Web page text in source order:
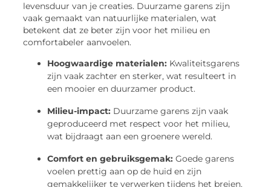
levensduur van je creaties. Duurzame garens zijn
vaak gemaakt van natuurlijke materialen, wat
betekent dat ze beter zijn voor het milieu en
comfortabeler aanvoelen.
Hoogwaardige materialen: Kwaliteitsgarens
zijn vaak zachter en sterker, wat resulteert in
een mooier en duurzamer product.
Milieu-impact: Duurzame garens zijn vaak
geproduceerd met respect voor het milieu,
wat bijdraagt aan een groenere wereld.
Comfort en gebruiksgemak: Goede garens
voelen prettig aan op de huid en zijn
gemakkelijker te verwerken tijdens het breien.